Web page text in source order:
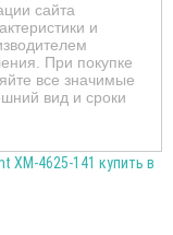
сайта
и
При покупке
все значимые
вид и сроки
XM-4625-141 купить в